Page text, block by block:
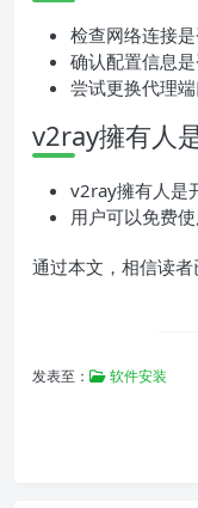
检查网络连接
确认配置信息
尝试更换代理端
v2ray擁有人
v2ray擁有人是
用户可以免费
通过本文，相信读者
发表至： 软件安装